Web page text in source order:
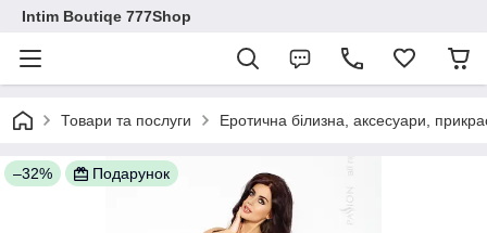
Intim Boutiqe 777Shop
Товари та послуги Еротична білизна, аксесуари,
–32% Подарунок